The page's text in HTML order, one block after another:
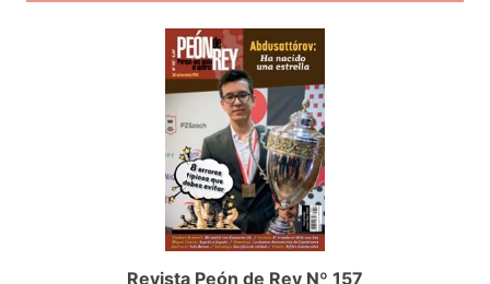
Revista Peón de Rey Nº 157